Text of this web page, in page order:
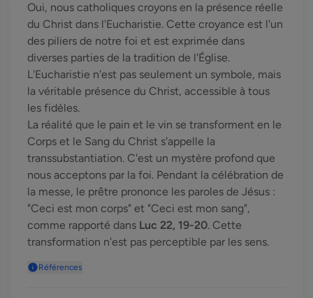
Oui, nous catholiques croyons en la présence réelle
du Christ dans l'Eucharistie. Cette croyance est l'un
des piliers de notre foi et est exprimée dans
diverses parties de la tradition de l'Église.
L'Eucharistie n'est pas seulement un symbole, mais
la véritable présence du Christ, accessible à tous
les fidèles.
La réalité que le pain et le vin se transforment en le
Corps et le Sang du Christ s'appelle la
transsubstantiation. C'est un mystère profond que
nous acceptons par la foi. Pendant la célébration de
la messe, le prêtre prononce les paroles de Jésus :
"Ceci est mon corps" et "Ceci est mon sang",
comme rapporté dans Luc 22, 19-20. Cette
transformation n'est pas perceptible par les sens.
Références